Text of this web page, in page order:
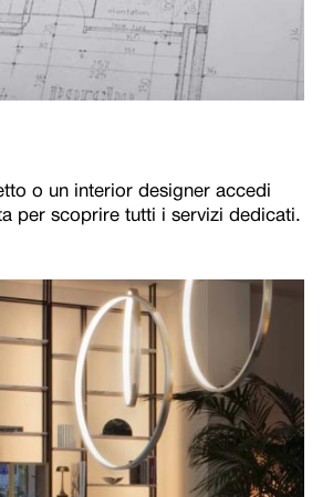
o un interior designer accedi
per scoprire tutti i servizi dedicati.